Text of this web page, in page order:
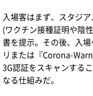
入場客はまず、スタジ
(ワクチン接種証明や陰
書を提示。その後、入
リまたは『Corona-
3G認証をスキャンする
なる仕組みだ。